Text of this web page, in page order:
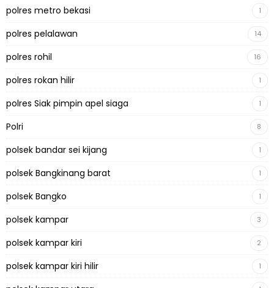
polres metro bekasi 1
polres pelalawan 14
polres rohil 16
polres rokan hilir 1
polres Siak pimpin apel siaga 1
Polri 8
polsek bandar sei kijang 1
polsek Bangkinang barat 1
polsek Bangko 1
polsek kampar 3
polsek kampar kiri 2
polsek kampar kiri hilir 1